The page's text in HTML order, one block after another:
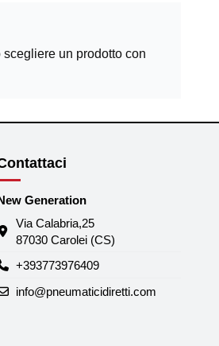
un prodotto con
Generation
Via Calabria,25
87030 Carolei (CS)
+393773976409
info@pneumaticidiretti.com